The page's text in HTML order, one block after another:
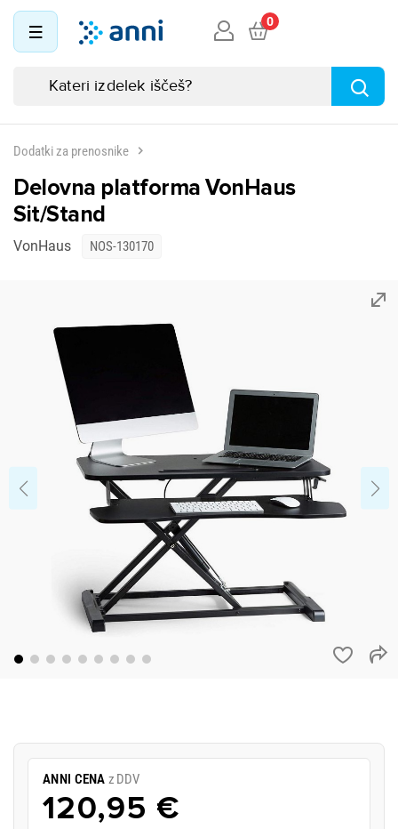
0
Dodatki za prenosnike
Delovna platforma VonHaus
Sit/Stand
VonHaus NOS-130170
ANNI CENA z DDV
120,95 €